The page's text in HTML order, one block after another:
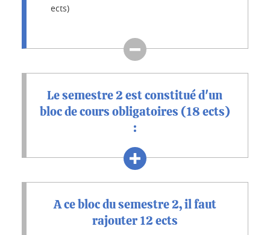
ects)
Le semestre 2 est constitué d'un
bloc de cours obligatoires (18 ects)
:
A ce bloc du semestre 2, il faut
rajouter 12 ects